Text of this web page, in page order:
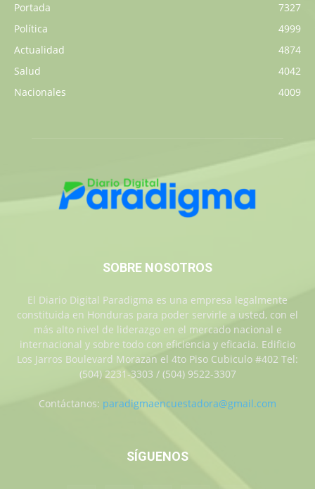
Portada
7327
Política
4999
Actualidad
4874
Salud
4042
Nacionales
4009
SOBRE NOSOTROS
El Diario Digital Paradigma es una empresa legalmente
constituida en Honduras para poder servirle a usted, con el
más alto nivel de liderazgo en el mercado nacional e
internacional y sobre todo con eficiencia y eficacia. Edificio
Los Jarros Boulevard Morazan el 4to Piso Cubiculo #402 Tel:
(504) 2231-3303 / (504) 9522-3307
Contáctanos: paradigmaencuestadora@gmail.com
SÍGUENOS